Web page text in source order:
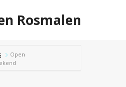
Rosmalen
Open